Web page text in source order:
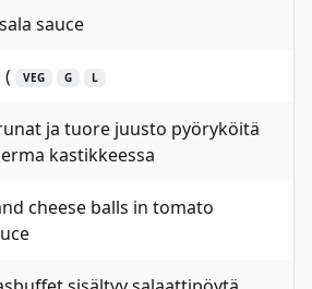
sauce
( VEG G L
ja tuore juusto pyöryköitä
kastikkeessa
cheese balls in tomato